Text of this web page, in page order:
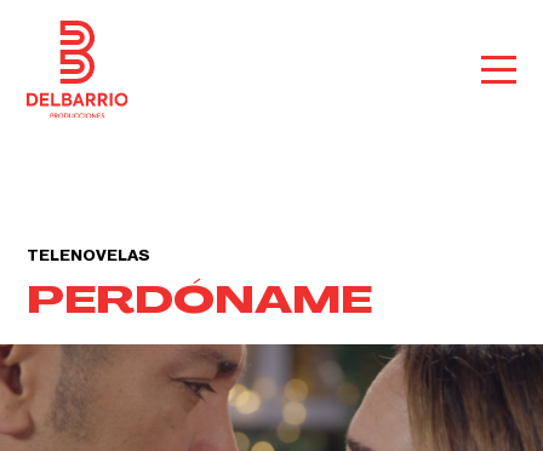
TELENOVELAS
PERDÓNAME